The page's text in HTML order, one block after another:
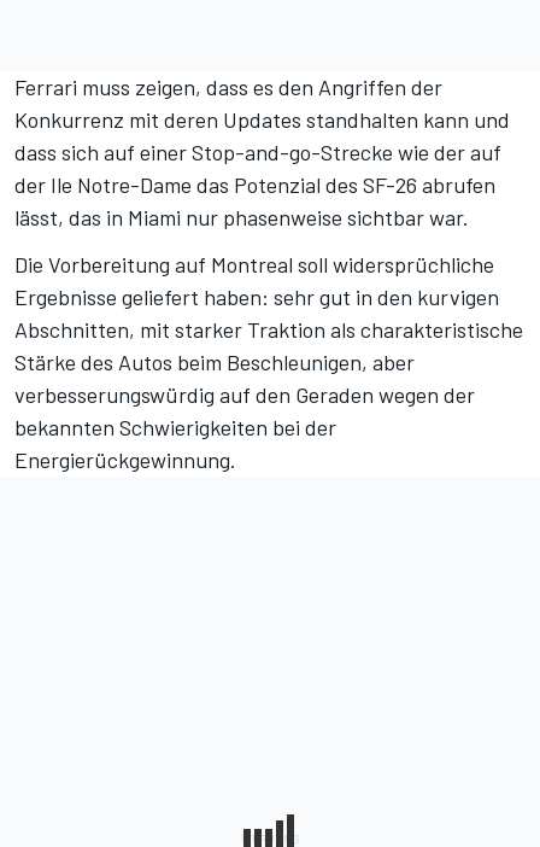
Ferrari muss zeigen, dass es den Angriffen der
Konkurrenz mit deren Updates standhalten kann und
dass sich auf einer Stop-and-go-Strecke wie der auf
der Ile Notre-Dame das Potenzial des SF-26 abrufen
lässt, das in Miami nur phasenweise sichtbar war.
Die Vorbereitung auf Montreal soll widersprüchliche
Ergebnisse geliefert haben: sehr gut in den kurvigen
Abschnitten, mit starker Traktion als charakteristische
Stärke des Autos beim Beschleunigen, aber
verbesserungswürdig auf den Geraden wegen der
bekannten Schwierigkeiten bei der
Energierückgewinnung.